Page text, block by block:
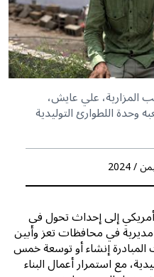
المزارية، علي عايش،
وحدة اللطوارئ التوليدية
2024
بقيمة 230,000 دولار أمريكي إلى إحداث تحول في
الوصول إلى الرعاية الصحية في 11 مديرية في محافظات تعز وأبين
إنشاء أو توسعة خمس
مع استمرار أعمال البناء